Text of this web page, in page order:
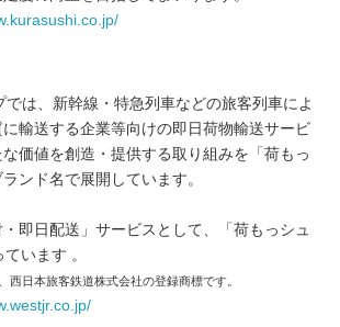
は、新幹線・特急列車などの旅客列車によ
輸送する企業等向けの即日荷物輸送サービ
価値を創造・提供する取り組みを「荷もっ
ンド名で展開しています。
即日配送」サービスとして、「荷もっシュ
います 。
日本旅客鉄道株式会社の登録商標です。